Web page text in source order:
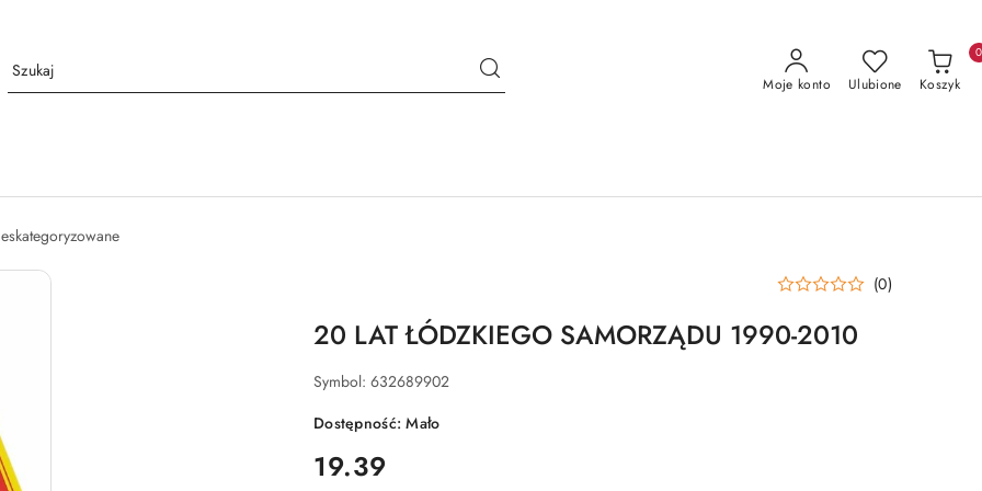
Moje konto Ulubione Koszyk
0
(0)
20 LAT ŁÓDZKIEGO SAMORZĄDU 1990-2010
Symbol: 632689902
Dostępność:Mało
cena:
19.39